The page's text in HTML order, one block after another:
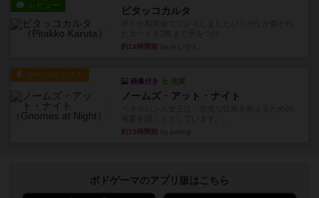
レビュー ピタッコカルタ
約14時間前
ルール/インスト
画像付き 充実
ノームズ・アット・ナイト
約15時間前
ボドゲーマのアプリ版はこちら